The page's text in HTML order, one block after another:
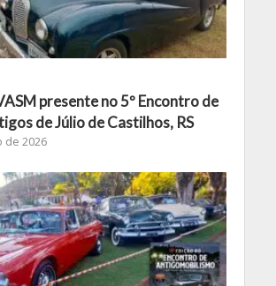
presente no 5º Encontro de
de Júlio de Castilhos, RS
de 2026